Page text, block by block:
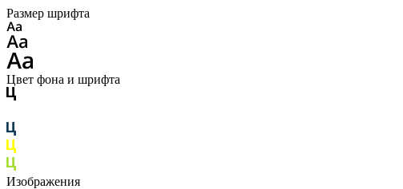
Размер шрифта
Цвет фона и шрифта
Изображения